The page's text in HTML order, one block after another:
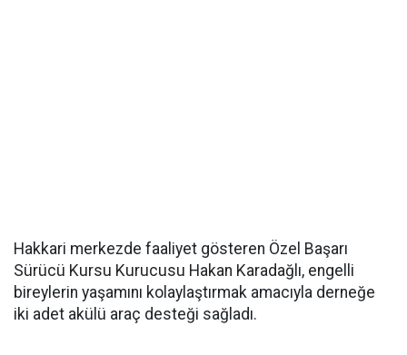
Hakkari merkezde faaliyet gösteren Özel Başarı
Sürücü Kursu Kurucusu Hakan Karadağlı, engelli
bireylerin yaşamını kolaylaştırmak amacıyla derneğe
iki adet akülü araç desteği sağladı.